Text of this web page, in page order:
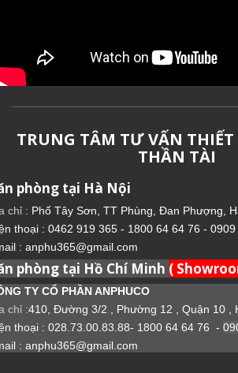
TRUNG TÂM TƯ VẤN
THẦN TÀI
phòng tại Hà Nội
chỉ : Phố Tây Sơn, TT Phùng, Đan Phượng,
thoại : 0462 919 365 - 1800 64 64 76 -
: anphu365@gmail.com
phòng tại Hồ Chí Minh (
TY CỔ PHẦN ANPHUCO
chỉ :410, Đường 3/2 , Phường 12 , Quận 10 ,
thoại : 028.73.00.83.88- 1800 64 64 76 -
: anphu365@gmail.com